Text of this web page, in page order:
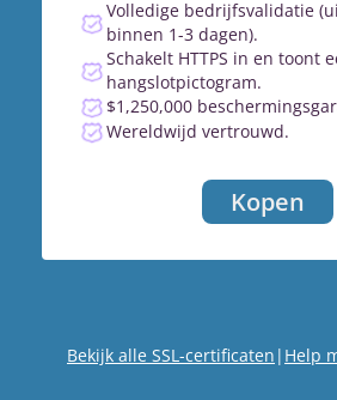
Volledige bedrijfsvalidatie
binnen 1-3 dagen).
Schakelt HTTPS in en toont
hangslotpictogram.
$1,250,000
Wereldwijd vertrouwd.
Kopen
Bekijk alle SSL-certificaten | Help